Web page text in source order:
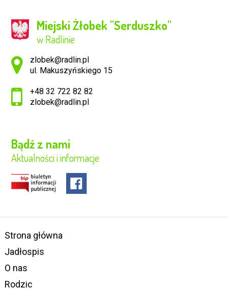
Miejski Żłobek ''Serduszko''
w Radlinie
Adres pocztowy:
zlobek@radlin.pl
ul. Makuszyńskiego 15
+48 32 722 82 82
zlobek@radlin.pl
Bądź z nami
Aktualności i informacje
Strona główna
Jadłospis
O nas
Rodzic